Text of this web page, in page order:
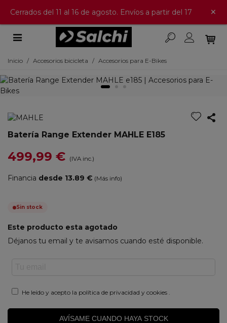
Cerrados del 11 al 16 de agosto. Envíos a partir del 17 ×
Inicio / Accesorios bicicleta / Accesorios para E-Bikes
Batería Range Extender MAHLE E185
499,99 € (IVA inc.)
Financia desde 13.89 € (Más info)
Sin stock
Este producto esta agotado
Déjanos tu email y te avisamos cuando esté disponible.
He leído y acepto la política de privacidad y cookies .
AVÍSAME CUANDO HAYA STOCK